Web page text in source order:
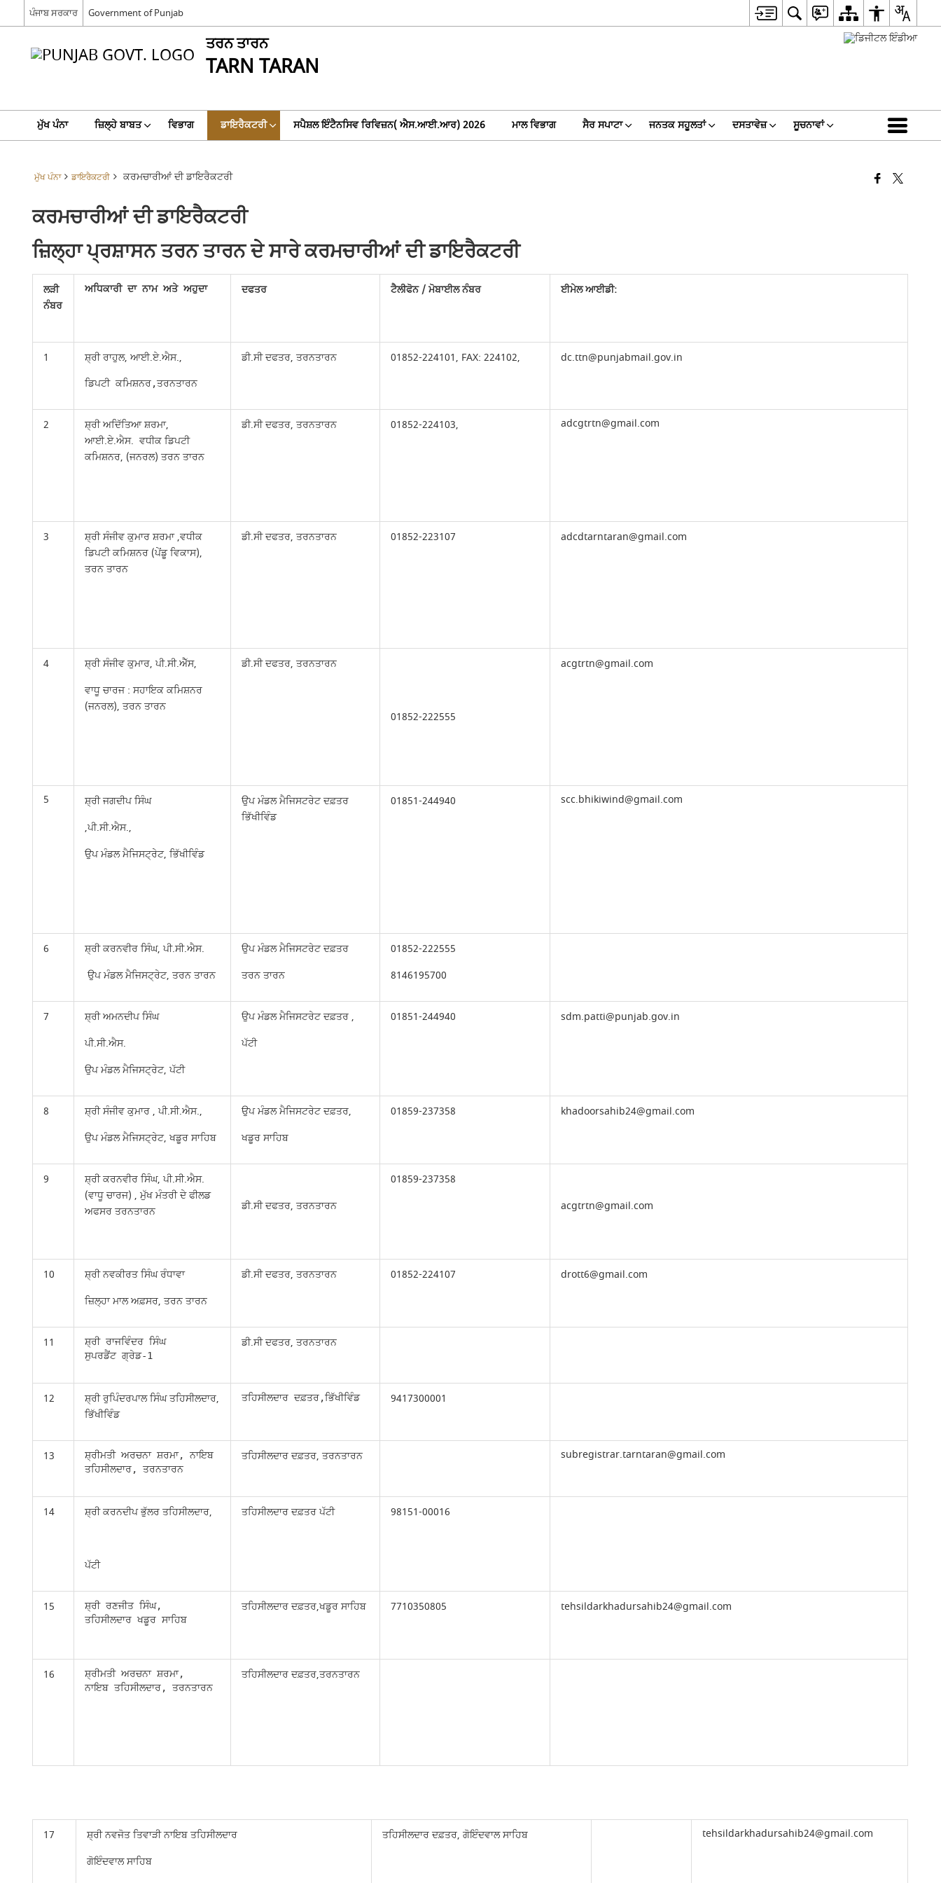
ਪੰਜਾਬ ਸਰਕਾਰ Government of Punjab
ਤਰਨ ਤਾਰਨ
TARN TARAN
ਮੁੱਖ ਪੰਨਾ ਜ਼ਿਲ੍ਹੇ ਬਾਬਤ ਵਿਭਾਗ ਡਾਇਰੈਕਟਰੀ ਸਪੈਸ਼ਲ ਇੰਟੈਨਸਿਵ ਰਿਵਿਜ਼ਨ( ਐਸ.ਆਈ.ਆਰ) 2026 ਮਾਲ ਵਿਭਾਗ ਸੈਰ ਸਪਾਟਾ ਜਨਤਕ ਸਹੂਲਤਾਂ ਦਸਤਾਵੇਜ਼ ਸੂਚਨਾਵਾਂ
ਮੁੱਖ ਪੰਨਾ ਡਾਇਰੈਕਟਰੀ ਕਰਮਚਾਰੀਆਂ ਦੀ ਡਾਇਰੈਕਟਰੀ
ਕਰਮਚਾਰੀਆਂ ਦੀ ਡਾਇਰੈਕਟਰੀ
ਜ਼ਿਲ੍ਹਾ ਪ੍ਰਸ਼ਾਸਨ ਤਰਨ ਤਾਰਨ ਦੇ ਸਾਰੇ ਕਰਮਚਾਰੀਆਂ ਦੀ ਡਾਇਰੈਕਟਰੀ
ਲੜੀ
ਨੰਬਰ
ਅਧਿਕਾਰੀ ਦਾ ਨਾਮ ਅਤੇ ਅਹੁਦਾ ਦਫਤਰ ਟੈਲੀਫੋਨ / ਮੋਬਾਈਲ ਨੰਬਰ ਈਮੇਲ ਆਈਡੀ:
1 ਸ਼੍ਰੀ ਰਾਹੁਲ, ਆਈ.ਏ.ਐਸ.,
ਡਿਪਟੀ ਕਮਿਸ਼ਨਰ,ਤਰਨਤਾਰਨ
ਡੀ.ਸੀ ਦਫਤਰ, ਤਰਨਤਾਰਨ 01852-224101, FAX: 224102, dc.ttn@punjabmail.gov.in
2
ਸ਼੍ਰੀ ਅਦਿੱਤਿਆ ਸ਼ਰਮਾ,
ਆਈ.ਏ.ਐਸ. ਵਧੀਕ ਡਿਪਟੀ
ਕਮਿਸ਼ਨਰ, (ਜਨਰਲ) ਤਰਨ ਤਾਰਨ
ਡੀ.ਸੀ ਦਫਤਰ, ਤਰਨਤਾਰਨ 01852-224103, adcgtrtn@gmail.com
3
ਸ਼੍ਰੀ ਸੰਜੀਵ ਕੁਮਾਰ ਸ਼ਰਮਾ ,ਵਧੀਕ
ਡਿਪਟੀ ਕਮਿਸ਼ਨਰ (ਪੇਂਡੂ ਵਿਕਾਸ),
ਤਰਨ ਤਾਰਨ
ਡੀ.ਸੀ ਦਫਤਰ, ਤਰਨਤਾਰਨ 01852-223107 adcdtarntaran@gmail.com
4
ਸ਼੍ਰੀ ਸੰਜੀਵ ਕੁਮਾਰ, ਪੀ.ਸੀ.ਐੱਸ,
ਵਾਧੂ ਚਾਰਜ : ਸਹਾਇਕ ਕਮਿਸ਼ਨਰ
(ਜਨਰਲ), ਤਰਨ ਤਾਰਨ
ਡੀ.ਸੀ ਦਫਤਰ, ਤਰਨਤਾਰਨ
01852-222555
acgtrtn@gmail.com
5
ਸ਼੍ਰੀ ਜਗਦੀਪ ਸਿੰਘ
,ਪੀ.ਸੀ.ਐਸ.,
ਉਪ ਮੰਡਲ ਮੈਜਿਸਟ੍ਰੇਟ, ਭਿੱਖੀਵਿੰਡ
ਉਪ ਮੰਡਲ ਮੈਜਿਸਟਰੇਟ ਦਫ਼ਤਰ
ਭਿੱਖੀਵਿੰਡ
01851-244940 scc.bhikiwind@gmail.com
6
ਸ਼੍ਰੀ ਕਰਨਵੀਰ ਸਿੰਘ, ਪੀ.ਸੀ.ਐਸ.
ਉਪ ਮੰਡਲ ਮੈਜਿਸਟ੍ਰੇਟ, ਤਰਨ ਤਾਰਨ
ਉਪ ਮੰਡਲ ਮੈਜਿਸਟਰੇਟ ਦਫ਼ਤਰ
ਤਰਨ ਤਾਰਨ
01852-222555
8146195700
7
ਸ਼੍ਰੀ ਅਮਨਦੀਪ ਸਿੰਘ
ਪੀ.ਸੀ.ਐਸ.
ਉਪ ਮੰਡਲ ਮੈਜਿਸਟ੍ਰੇਟ, ਪੱਟੀ
ਉਪ ਮੰਡਲ ਮੈਜਿਸਟਰੇਟ ਦਫ਼ਤਰ ,
ਪੱਟੀ
01851-244940 sdm.patti@punjab.gov.in
8
ਸ਼੍ਰੀ ਸੰਜੀਵ ਕੁਮਾਰ , ਪੀ.ਸੀ.ਐਸ.,
ਉਪ ਮੰਡਲ ਮੈਜਿਸਟ੍ਰੇਟ, ਖਡੂਰ ਸਾਹਿਬ
ਉਪ ਮੰਡਲ ਮੈਜਿਸਟਰੇਟ ਦਫ਼ਤਰ,
ਖਡੂਰ ਸਾਹਿਬ
01859-237358 khadoorsahib24@gmail.com
9
ਸ਼੍ਰੀ ਕਰਨਵੀਰ ਸਿੰਘ, ਪੀ.ਸੀ.ਐਸ.
(ਵਾਧੂ ਚਾਰਜ) , ਮੁੱਖ ਮੰਤਰੀ ਦੇ ਫੀਲਡ
ਅਫਸਰ ਤਰਨਤਾਰਨ
ਡੀ.ਸੀ ਦਫਤਰ, ਤਰਨਤਾਰਨ
01859-237358
acgtrtn@gmail.com
10
ਸ਼੍ਰੀ ਨਵਕੀਰਤ ਸਿੰਘ ਰੰਧਾਵਾ
ਜ਼ਿਲ੍ਹਾ ਮਾਲ ਅਫ਼ਸਰ, ਤਰਨ ਤਾਰਨ
ਡੀ.ਸੀ ਦਫਤਰ, ਤਰਨਤਾਰਨ 01852-224107 drott6@gmail.com
11
ਸ਼੍ਰੀ ਰਾਜਵਿੰਦਰ ਸਿੰਘ
ਸੁਪਰਡੈਂਟ ਗ੍ਰੇਡ-1
ਡੀ.ਸੀ ਦਫਤਰ, ਤਰਨਤਾਰਨ
12
ਸ਼੍ਰੀ ਰੁਪਿੰਦਰਪਾਲ ਸਿੰਘ ਤਹਿਸੀਲਦਾਰ,
ਭਿੱਖੀਵਿੰਡ
ਤਹਿਸੀਲਦਾਰ ਦਫ਼ਤਰ,ਭਿੱਖੀਵਿੰਡ 9417300001
13
ਸ਼੍ਰੀਮਤੀ ਅਰਚਨਾ ਸ਼ਰਮਾ, ਨਾਇਬ
ਤਹਿਸੀਲਦਾਰ, ਤਰਨਤਾਰਨ
ਤਹਿਸੀਲਦਾਰ ਦਫ਼ਤਰ, ਤਰਨਤਾਰਨ subregistrar.tarntaran@gmail.com
14 ਸ਼੍ਰੀ ਕਰਨਦੀਪ ਭੁੱਲਰ ਤਹਿਸੀਲਦਾਰ,
ਪੱਟੀ
ਤਹਿਸੀਲਦਾਰ ਦਫ਼ਤਰ ਪੱਟੀ 98151-00016
15
ਸ਼੍ਰੀ ਰਣਜੀਤ ਸਿੰਘ,
ਤਹਿਸੀਲਦਾਰ ਖਡੂਰ ਸਾਹਿਬ
ਤਹਿਸੀਲਦਾਰ ਦਫ਼ਤਰ,ਖਡੂਰ ਸਾਹਿਬ 7710350805 tehsildarkhadursahib24@gmail.com
16
ਸ਼੍ਰੀਮਤੀ ਅਰਚਨਾ ਸ਼ਰਮਾ,
ਤਹਿਸੀਲਦਾਰ ਦਫ਼ਤਰ,ਤਰਨਤਾਰਨ
17
ਸ਼੍ਰੀ ਨਵਜੋਤ ਤਿਵਾੜੀ ਨਾਇਬ ਤਹਿਸੀਲਦਾਰ
ਗੋਇੰਦਵਾਲ ਸਾਹਿਬ
ਤਹਿਸੀਲਦਾਰ ਦਫ਼ਤਰ, ਗੋਇੰਦਵਾਲ ਸਾਹਿਬ tehsildarkhadursahib24@gmail.com